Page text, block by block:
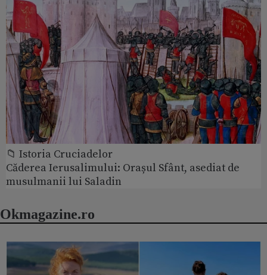
📁 Istoria Cruciadelor
Căderea Ierusalimului: Orașul Sfânt, asediat de
musulmanii lui Saladin
Okmagazine.ro